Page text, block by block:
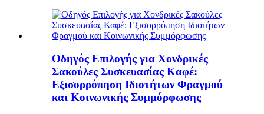
Οδηγός Επιλογής για Χονδρικές
Σακούλες Συσκευασίας Καφέ:
Εξισορρόπηση Ιδιοτήτων Φραγμού
και Κοινωνικής Συμμόρφωσης